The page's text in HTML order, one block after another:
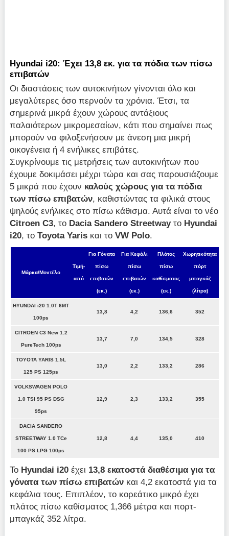
Hyundai i20: Έχει 13,8 εκ. για τα πόδια των πίσω
επιβατών
Οι διαστάσεις των αυτοκινήτων γίνονται όλο και
μεγαλύτερες όσο περνούν τα χρόνια. Έτσι, τα
σημερινά μικρά έχουν χώρους αντάξιους
παλαιότερων μικρομεσαίων, κάτι που σημαίνει πως
μπορούν να φιλοξενήσουν με άνεση μια μικρή
οικογένεια ή 4 ενήλικες επιβάτες.
Συγκρίνουμε τις μετρήσεις των αυτοκινήτων που
έχουμε δοκιμάσει μέχρι τώρα και σας παρουσιάζουμε
5 μικρά που έχουν καλούς χώρους για τα πόδια
των πίσω επιβατών, καθιστώντας τα φιλικά στους
ψηλούς ενήλικες στο πίσω κάθισμα. Αυτά είναι το νέο
Citroen C3, το DaciaSandero Streetwayτο Hyundai
i20, τοToyotaYaris και τοVW Polo.
Μάρκα/Μοντέλο
Τιμή-
από
Για Γόνατα
πίσω
επιβατών
(εκ.)
Για Κεφάλι
πίσω
επιβατών
(εκ.)
Πλάτος
πίσω
καθίσματος
(εκ.)
Χωρητικότητα
πόρτ
μπαγκάζ
(λίτρα)
HYUNDAI i20 1.0T 6MT
100ps
13,8 4,2 136,6 352
CITROEN C3 New 1.2
PureTech 100ps
13,7 7,0 134,5 328
TOYOTA YARIS 1.5L
125 PS 125ps
13,0 2,2 133,2 286
VOLKSWAGEN POLO
1.0 TSI 95 PS DSG
95ps
12,9 2,3 133,2 355
DACIA SANDERO
STREETWAY 1.0 TCe
100 PS LPG 100ps
12,8 4,4 135,0 410
Το Hyundai i20 έχει 13,8 εκατοστά διαθέσιμα για τα
γόνατα των πίσω επιβατών και 4,2 εκατοστά για τα
κεφάλια τους. Επιπλέον, το κορεάτικο μικρό έχει
πλάτος πίσω καθίσματος 1,366 μέτρα και πορτ-
μπαγκάζ 352 λίτρα.